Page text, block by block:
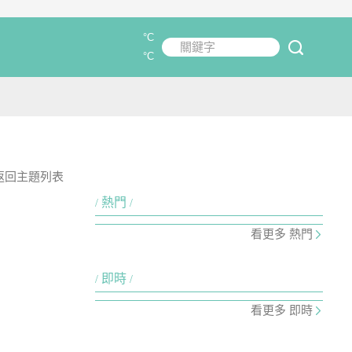
關鍵字
°C
°C
回主題列表
熱門
看更多 熱門
即時
看更多 即時